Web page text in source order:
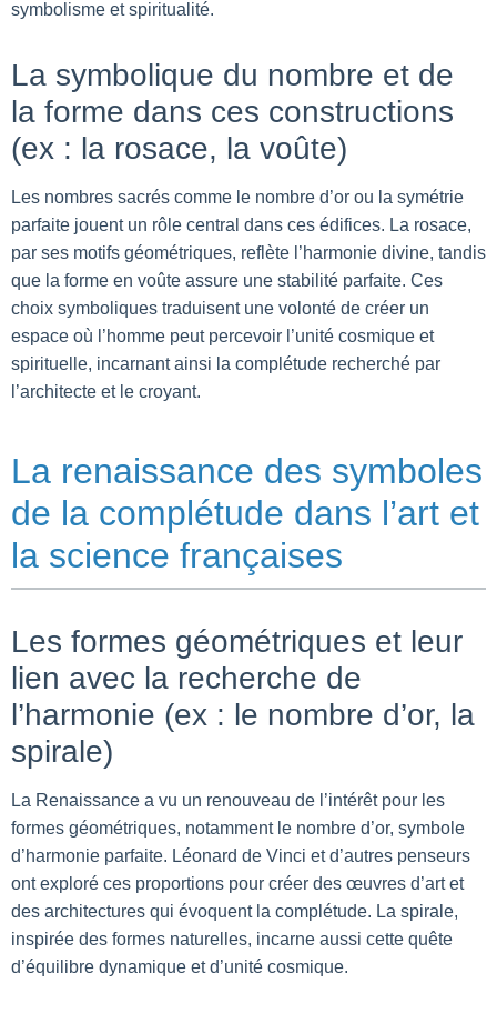
symbolisme et spiritualité.
La symbolique du nombre et de
la forme dans ces constructions
(ex : la rosace, la voûte)
Les nombres sacrés comme le nombre d’or ou la symétrie
parfaite jouent un rôle central dans ces édifices. La rosace,
par ses motifs géométriques, reflète l’harmonie divine, tandis
que la forme en voûte assure une stabilité parfaite. Ces
choix symboliques traduisent une volonté de créer un
espace où l’homme peut percevoir l’unité cosmique et
spirituelle, incarnant ainsi la complétude recherché par
l’architecte et le croyant.
La renaissance des symboles
de la complétude dans l’art et
la science françaises
Les formes géométriques et leur
lien avec la recherche de
l’harmonie (ex : le nombre d’or, la
spirale)
La Renaissance a vu un renouveau de l’intérêt pour les
formes géométriques, notamment le nombre d’or, symbole
d’harmonie parfaite. Léonard de Vinci et d’autres penseurs
ont exploré ces proportions pour créer des œuvres d’art et
des architectures qui évoquent la complétude. La spirale,
inspirée des formes naturelles, incarne aussi cette quête
d’équilibre dynamique et d’unité cosmique.